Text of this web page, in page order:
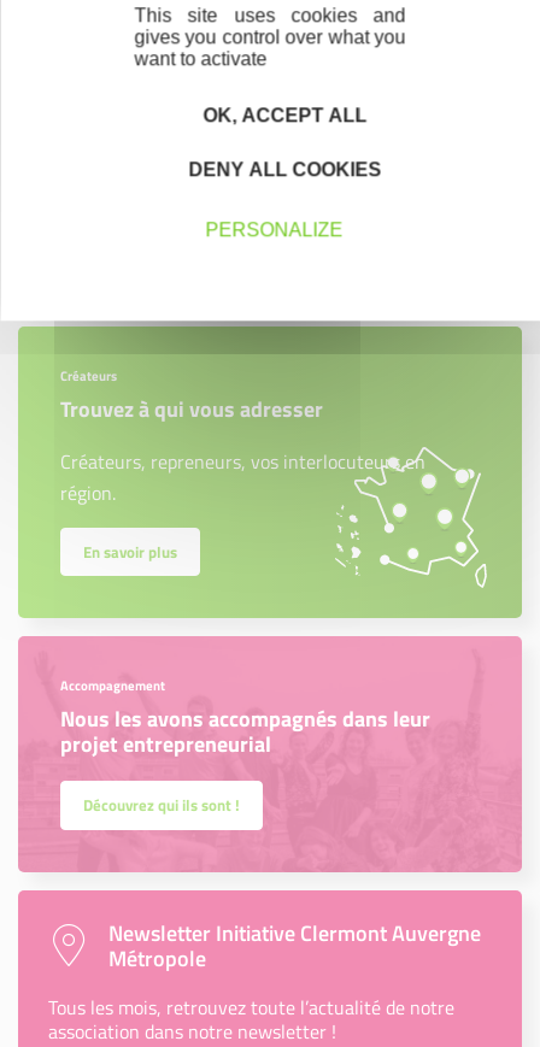
Label Initiative Remarquable
L'accompagnement post-création
Créateurs
Trouvez à qui vous adresser
Créateurs, repreneurs, vos interlocuteurs en
région.
En savoir plus
Accompagnement
Nous les avons accompagnés dans leur
projet entrepreneurial
Découvrez qui ils sont !
Newsletter Initiative Clermont Auvergne
Métropole
Tous les mois, retrouvez toute l’actualité de notre
association dans notre newsletter !
This site uses cookies and
gives you control over what you
want to activate
OK, ACCEPT ALL
DENY ALL COOKIES
PERSONALIZE